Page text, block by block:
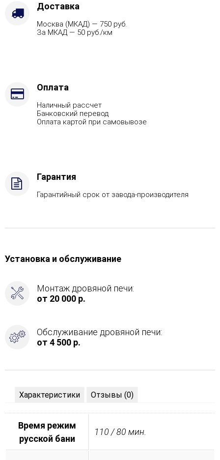
Талькохлорит,
Вид
топлива
вход
каменку
Доставка
Москва (МКАД) — 750 руб.
За МКАД — 50 руб./км
Оплата
Наличный рассчет
Банковский перевод
Оплата картой при самовывозе
Гарантия
Гарантийный срок от завода-производителя
Установка и обслуживание
Монтаж дровяной печи:
от 20 000 р.
Обслуживание дровяной печи:
от 4 500 р.
Характеристики Отзывы (0)
Время режим
русской бани
110 / 80 мин.